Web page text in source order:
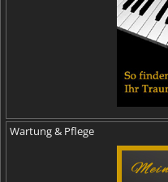
Wartung & Pflege